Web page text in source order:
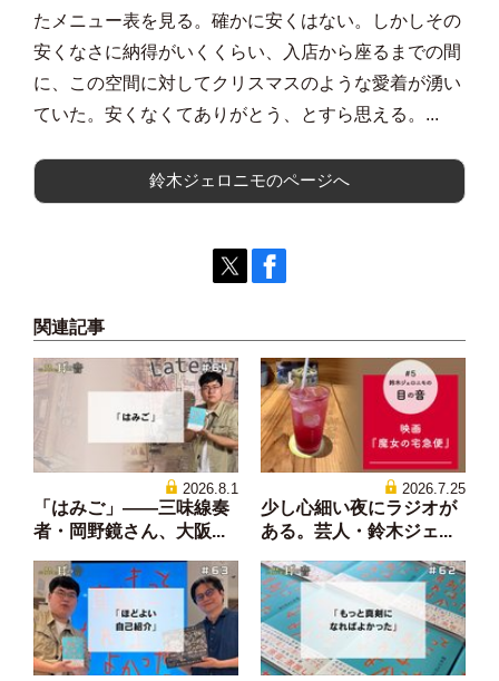
たメニュー表を見る。確かに安くはない。しかしその
安くなさに納得がいくくらい、入店から座るまでの間
に、この空間に対してクリスマスのような愛着が湧い
ていた。安くなくてありがとう、とすら思える。...
鈴木ジェロニモのページへ
関連記事
2026.8.1
「はみご」——三味線奏
者・岡野鏡さん、大阪...
2026.7.25
少し心細い夜にラジオが
ある。芸人・鈴木ジェ...